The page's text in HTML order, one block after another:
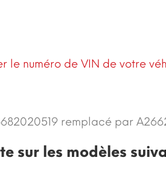
le numéro de VIN de votre
remplacé par
sur les modèles